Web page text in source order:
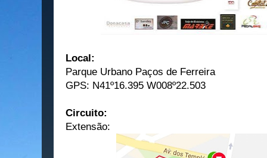
Local:
Parque Urbano Paços de Ferreira
GPS: N41º16.395 W008º22.503
Circuito:
Extensão: